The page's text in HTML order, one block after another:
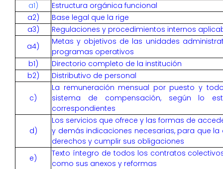
a1)
Estructura orgánica funcional
a2)
Base legal que la rige
a3)
Regulaciones y procedimientos internos
a4)
Metas y objetivos de las unidades
programas operativos
b1)
Directorio completo de la institución
b2)
Distributivo de personal
c)
La remuneración mensual por puesto y
sistema de compensación, según lo
correspondientes
d)
Los servicios que ofrece y las formas de
y demás indicaciones necesarias, para que
derechos y cumplir sus obligaciones
e)
Texto íntegro de todos los contratos
como sus anexos y reformas